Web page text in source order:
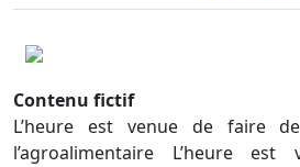
Contenu fictif
L’heure est venue de faire
l’agroalimentaire L’heure